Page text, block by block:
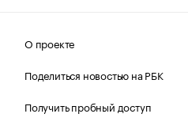
О проекте
Поделиться новостью на РБК
Получить пробный доступ